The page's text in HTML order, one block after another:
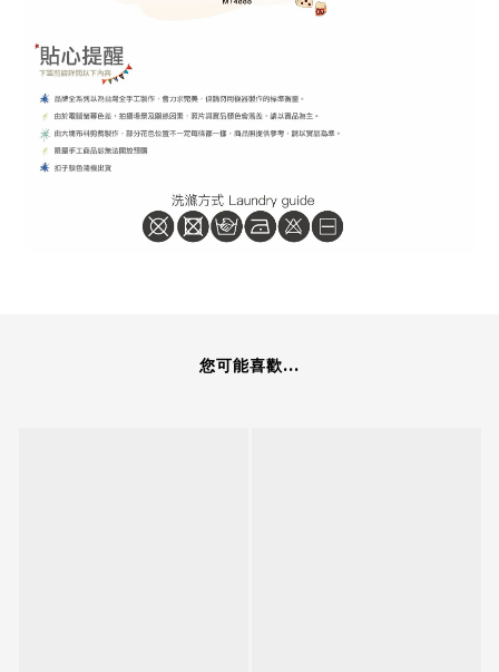
您可能喜歡...